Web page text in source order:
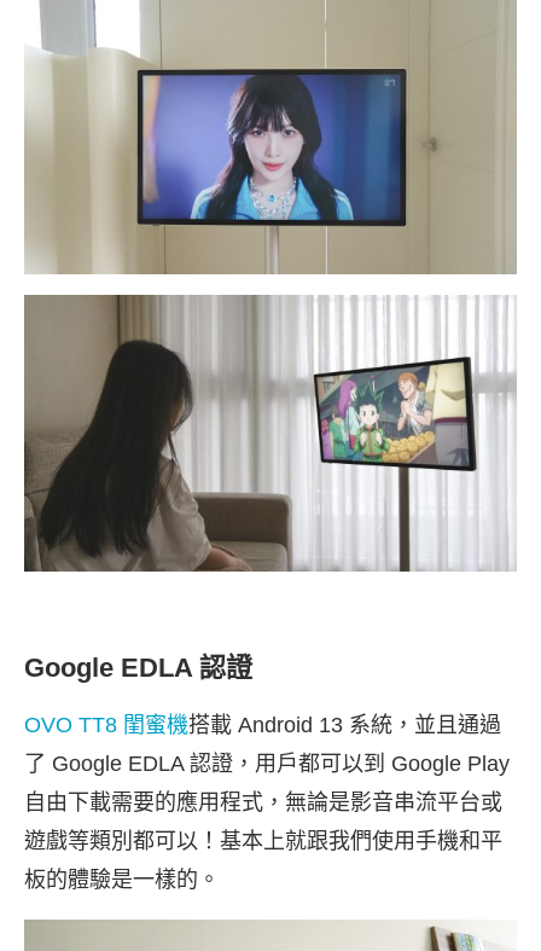
Google EDLA 認證
OVO TT8 閨蜜機搭載 Android 13 系統，並且通過
了 Google EDLA 認證，用戶都可以到 Google Play
自由下載需要的應用程式，無論是影音串流平台或
遊戲等類別都可以！基本上就跟我們使用手機和平
板的體驗是一樣的。